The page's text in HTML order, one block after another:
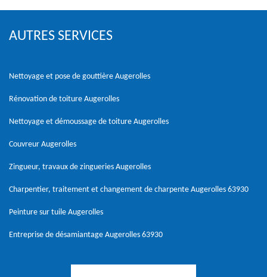
AUTRES SERVICES
Nettoyage et pose de gouttière Augerolles
Rénovation de toiture Augerolles
Nettoyage et démoussage de toiture Augerolles
Couvreur Augerolles
Zingueur, travaux de zingueries Augerolles
Charpentier, traitement et changement de charpente Augerolles 63930
Peinture sur tuile Augerolles
Entreprise de désamiantage Augerolles 63930